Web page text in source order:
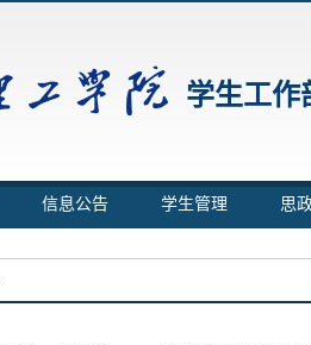
学生工作
信息公告 学生管理 思